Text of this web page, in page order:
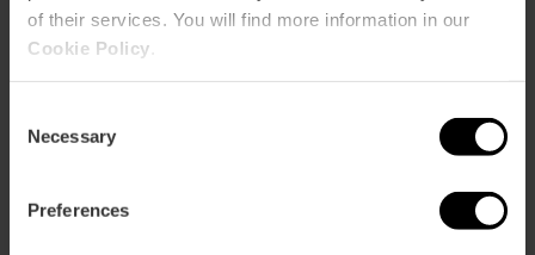
of their services. You will find more information in our
Cookie Policy
Selection
Necessary
Preferences